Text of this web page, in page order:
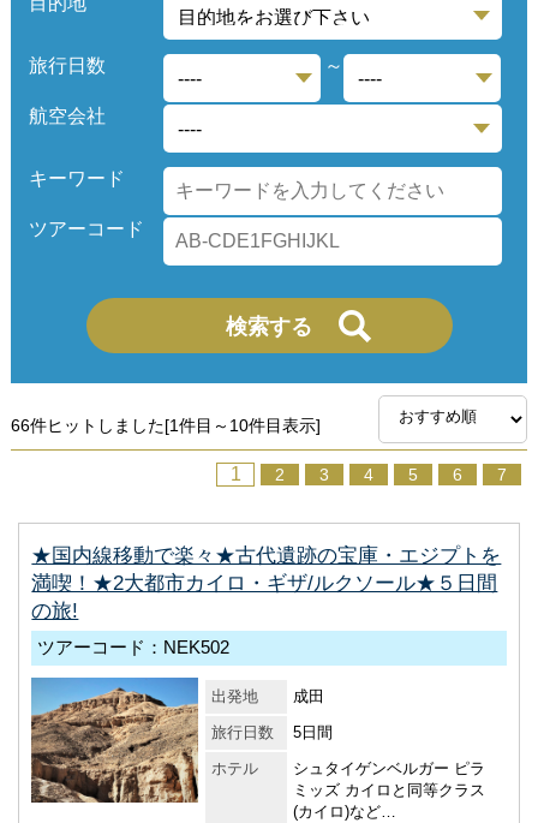
旅行日数 ～
航空会社
キーワード
ツアーコード
66件ヒットしました[1件目～10件目表示]
1 2 3 4 5 6 7
★国内線移動で楽々★古代遺跡の宝庫・エジプトを
満喫！★2大都市カイロ・ギザ/ルクソール★５日間
の旅!
ツアーコード：NEK502
出発地
成田
旅行日数
5日間
ホテル
シュタイゲンベルガー ピラ
ミッズ カイロと同等クラス
(カイロ)など…